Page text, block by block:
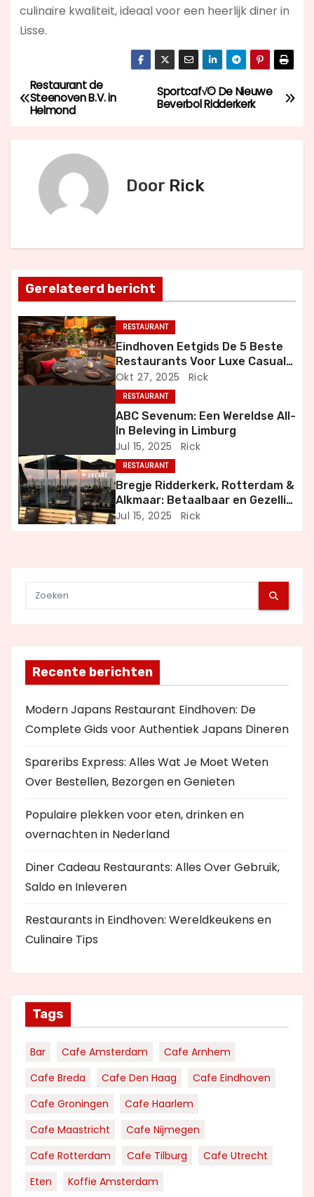
culinaire kwaliteit, ideaal voor een heerlijk diner in
Lisse.
B
e
t
n
a
v
i
t
i
Sportcaf√© De Nieuwe
Beverbol Ridderkerk
Restaurant de
Steenoven B.V. in
Helmond
Door Rick
Gerelateerd bericht
RESTAURANT
Eindhoven Eetgids De 5 Beste
Restaurants Voor Luxe Casual
en Bijzondere Momenten
Okt 27, 2025 Rick
RESTAURANT
ABC Sevenum: Een Wereldse All-
In Beleving in Limburg
Jul 15, 2025 Rick
RESTAURANT
Bregje Ridderkerk, Rotterdam &
Alkmaar: Betaalbaar en Gezellig
Uit Eten
Jul 15, 2025 Rick
Recente berichten
Modern Japans Restaurant Eindhoven: De
Complete Gids voor Authentiek Japans Dineren
Spareribs Express: Alles Wat Je Moet Weten
Over Bestellen, Bezorgen en Genieten
Populaire plekken voor eten, drinken en
overnachten in Nederland
Diner Cadeau Restaurants: Alles Over Gebruik,
Saldo en Inleveren
Restaurants in Eindhoven: Wereldkeukens en
Culinaire Tips
Tags
Bar Cafe Amsterdam
Cafe Arnhem
Cafe Breda
Cafe Den Haag
Cafe Eindhoven
Cafe Groningen
Cafe Haarlem
Cafe Maastricht
Cafe Nijmegen
Cafe Rotterdam
Cafe Tilburg
Cafe Utrecht
Eten
Koffie Amsterdam